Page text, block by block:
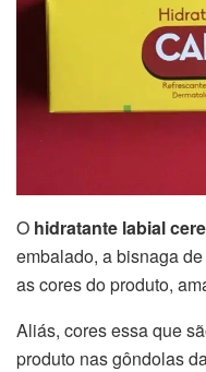
O hidratante labial
embalado, a bisnaga
as cores do produto,
Aliás, cores essa que
produto nas gôndolas